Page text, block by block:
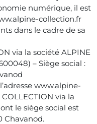
numérique, il est
collection.fr
dans le cadre de sa
via la société ALPINE
– Siège social :
www.alpine-
via la
le siège social est
Chavanod.